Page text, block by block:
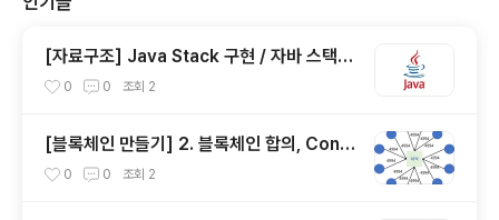
[자료구조] Java Stack 구현 / 자바 스택
구현
0 0 조회 2
[블록체인 만들기] 2. 블록체인 합의, Cons
ensus
0 0 조회 2